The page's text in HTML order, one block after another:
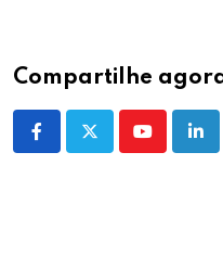
Compartilhe
Youtube